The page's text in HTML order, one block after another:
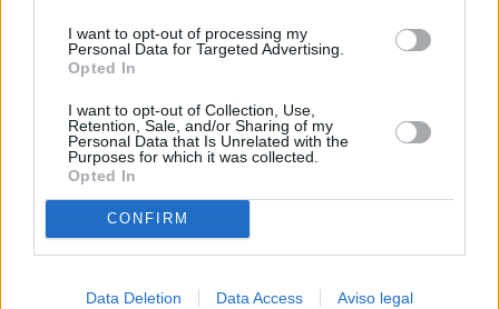
I want to opt-out of processing my
Personal Data for Targeted Advertising.
Opted In
I want to opt-out of Collection, Use,
Retention, Sale, and/or Sharing of my
Personal Data that Is Unrelated with the
Purposes for which it was collected.
Opted In
CONFIRM
Data Deletion Data Access Aviso legal